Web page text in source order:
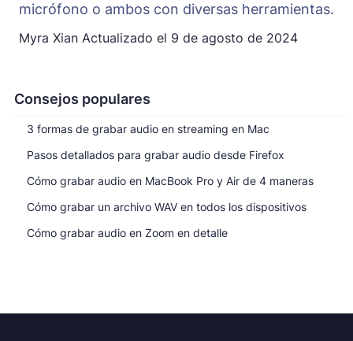
Consejos populares
3 formas de grabar audio en streaming en Mac
Pasos detallados para grabar audio desde Firefox
Cómo grabar audio en MacBook Pro y Air de 4 maneras
Cómo grabar un archivo WAV en todos los dispositivos
Cómo grabar audio en Zoom en detalle
micrófono o ambos con diversas herramientas.
Myra Xian Actualizado el 9 de agosto de 2024